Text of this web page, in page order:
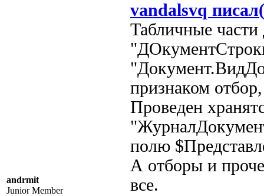
andrmit
Junior Member
vandalsvq
Табличные части
признаком
Проведен
полю
А отборы и
все.